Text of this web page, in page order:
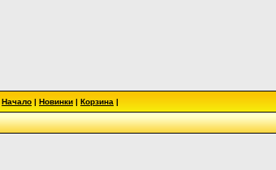
Начало | Новинки | Корзина |